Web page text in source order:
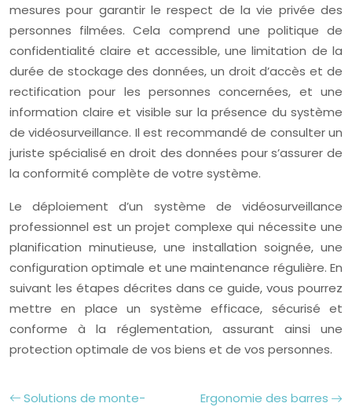
mesures pour garantir le respect de la vie privée des
personnes filmées. Cela comprend une politique de
confidentialité claire et accessible, une limitation de la
durée de stockage des données, un droit d’accès et de
rectification pour les personnes concernées, et une
information claire et visible sur la présence du système
de vidéosurveillance. Il est recommandé de consulter un
juriste spécialisé en droit des données pour s’assurer de
la conformité complète de votre système.
Le déploiement d’un système de vidéosurveillance
professionnel est un projet complexe qui nécessite une
planification minutieuse, une installation soignée, une
configuration optimale et une maintenance régulière. En
suivant les étapes décrites dans ce guide, vous pourrez
mettre en place un système efficace, sécurisé et
conforme à la réglementation, assurant ainsi une
protection optimale de vos biens et de vos personnes.
Solutions de monte-
Ergonomie des barres